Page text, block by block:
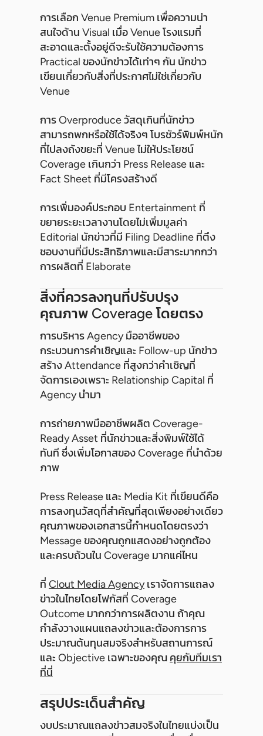
การเลือก Venue Premium เพื่อความน่า
สนใจด้าน Visual เมื่อ Venue โรงแรมที่
สะอาดและตั้งอยู่ดีจะรับใช้ความต้องการ
Practical ของนักข่าวได้เท่าๆ กัน นักข่าว
เขียนเกี่ยวกับสิ่งที่ประกาศไม่ใช่เกี่ยวกับ
Venue
การ Overproduce วัสดุเกินที่นักข่าว
สามารถพกหรือใช้ได้จริงๆ โบรชัวร์พิมพ์หนัก
ที่ไปลงถังขยะที่ Venue ไม่ให้ประโยชน์
Coverage เกินกว่า Press Release และ
Fact Sheet ที่มีโครงสร้างดี
การเพิ่มองค์ประกอบ Entertainment ที่
ขยายระยะเวลางานโดยไม่เพิ่มมูลค่า
Editorial นักข่าวที่มี Filing Deadline ที่ตึง
ชอบงานที่มีประสิทธิภาพและมีสาระมากกว่า
การผลิตที่ Elaborate
สิ่งที่ควรลงทุนที่ปรับปรุง
คุณภาพ Coverage โดยตรง
การบริหาร Agency มืออาชีพของ
กระบวนการคำเชิญและ Follow-up นักข่าว
สร้าง Attendance ที่สูงกว่าคำเชิญที่
จัดการเองเพราะ Relationship Capital ที่
Agency นำมา
การถ่ายภาพมืออาชีพผลิต Coverage-
Ready Asset ที่นักข่าวและสิ่งพิมพ์ใช้ได้
ทันที ซึ่งเพิ่มโอกาสของ Coverage ที่นำด้วย
ภาพ
Press Release และ Media Kit ที่เขียนดีคือ
การลงทุนวัสดุที่สำคัญที่สุดเพียงอย่างเดียว
คุณภาพของเอกสารนี้กำหนดโดยตรงว่า
Message ของคุณถูกแสดงอย่างถูกต้อง
และครบถ้วนใน Coverage มากแค่ไหน
ที่ Clout Media Agencyเราจัดการแถลง
ข่าวในไทยโดยโฟกัสที่ Coverage
Outcome มากกว่าการผลิตงาน ถ้าคุณ
กำลังวางแผนแถลงข่าวและต้องการการ
ประมาณต้นทุนสมจริงสำหรับสถานการณ์
และ Objective เฉพาะของคุณ คุยกับทีมเรา
ที่นี่
สรุปประเด็นสำคัญ
งบประมาณแถลงข่าวสมจริงในไทยแบ่งเป็น